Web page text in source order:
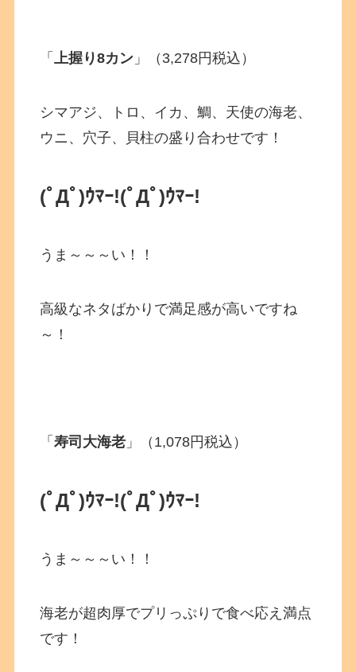
「上握り8カン 」（3,278円税込）
シマアジ、トロ、イカ、鯛、天使の海老、
ウニ、穴子、貝柱の盛り合わせです！
(ﾟДﾟ)ｳﾏｰ!(ﾟДﾟ)ｳﾏｰ!
うま～～～い！！
高級なネタばかりで満足感が高いですね
～！
「寿司大海老 」（1,078円税込）
(ﾟДﾟ)ｳﾏｰ!(ﾟДﾟ)ｳﾏｰ!
うま～～～い！！
海老が超肉厚でプリっぷりで食べ応え満点
です！